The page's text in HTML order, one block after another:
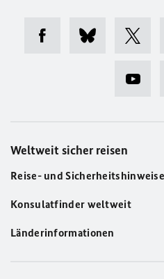
Weltweit sicher reisen
Reise- und Sicherheitshinweise
Konsulatfinder weltweit
Länderinformationen